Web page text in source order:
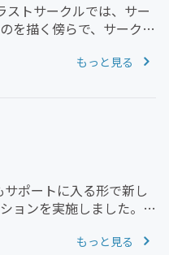
ストサークルでは、サー
を描く傍らで、サークル
描くにはどうしたらよい
もっと見る
サポートに入る形で新し
ョンを実施しました。部
生懸命練習してきたこと
もっと見る